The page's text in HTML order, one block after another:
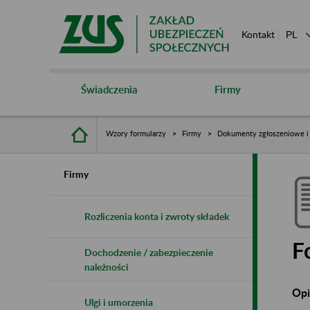
Kontakt
Świadczenia Firmy
Wzory formularzy Firmy Dokumenty zgłoszeniowe
Firmy
Rozliczenia konta i zwroty składek
Dochodzenie / zabezpieczenie
należności
Ulgi i umorzenia